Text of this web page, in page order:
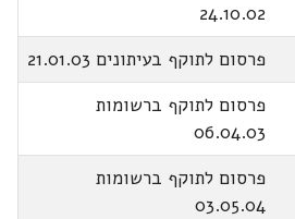
24.10.02
פרסום לתוקף בעיתונים 21.01.03
פרסום לתוקף ברשומות
06.04.03
פרסום לתוקף ברשומות
03.05.04